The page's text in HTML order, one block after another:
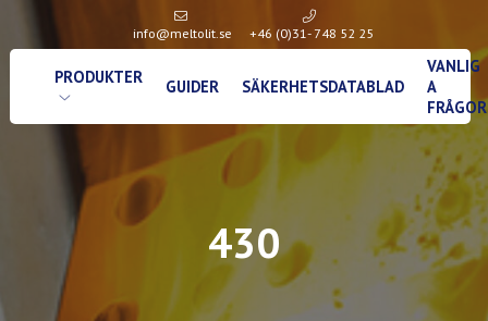
info@meltolit.se +46 (0)31- 748 52 25
PRODUKTER GUIDER SÄKERHETSDATABLAD
VANLIG
A
FRÅGOR
430